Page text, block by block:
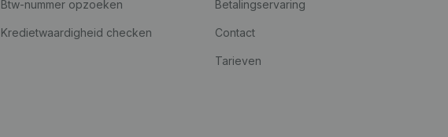
Btw-nummer opzoeken
Kredietwaardigheid checken
Betalingservaring
Contact
Tarieven